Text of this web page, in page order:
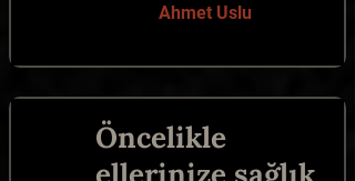
Ahmet Uslu
Öncelikle